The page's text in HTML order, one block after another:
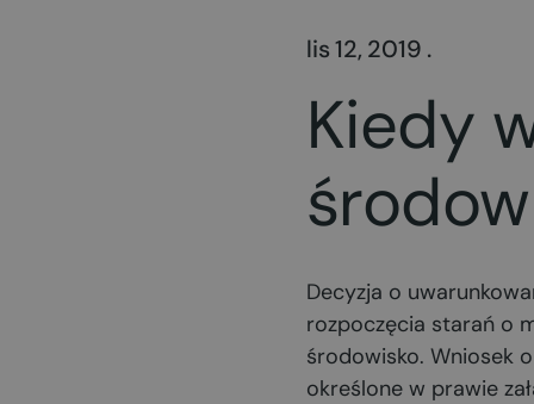
lis 12, 2019 .
Kiedy
Decyzja o
rozpoczęcia starań o
środowisko. Wniosek
określone w prawie